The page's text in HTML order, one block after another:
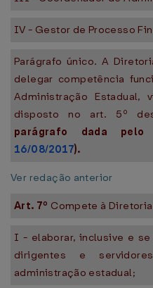
IV - Gestor de Processo
Parágrafo único. A
delegar competência
Administração Estadual,
disposto no art. 5º
parágrafo dada pelo
16/08/2017).
Ver redação anterior
Art. 7º Compete à
I - elaborar, inclusive e
dirigentes e
administração estadual;